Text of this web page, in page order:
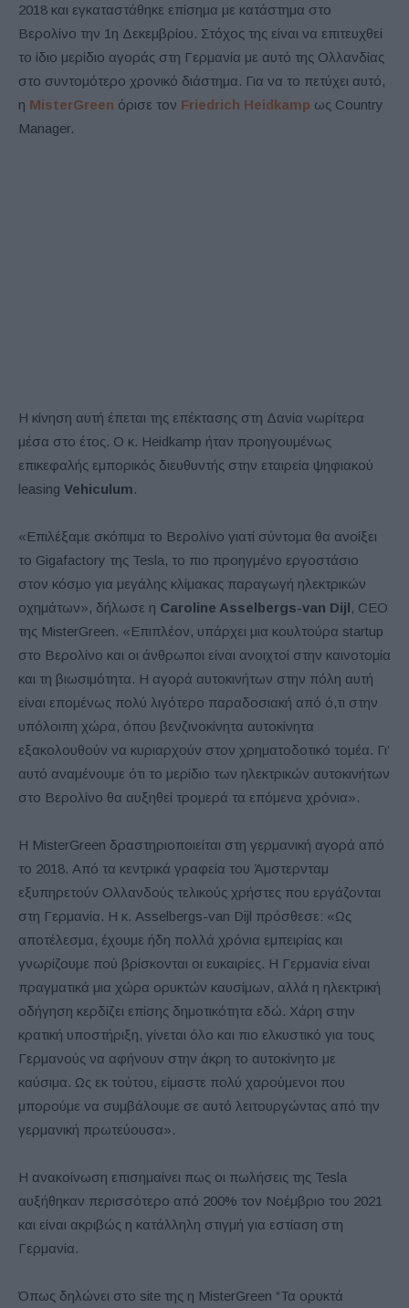
2018 και εγκαταστάθηκε επίσημα με κατάστημα στο
Βερολίνο την 1η Δεκεμβρίου. Στόχος της είναι να επιτευχθεί
το ίδιο μερίδιο αγοράς στη Γερμανία με αυτό της Ολλανδίας
στο συντομότερο χρονικό διάστημα. Για να το πετύχει αυτό,
η MisterGreen όρισε τον Friedrich Heidkamp ως Country
Manager.
Η κίνηση αυτή έπεται της επέκτασης στη Δανία νωρίτερα
μέσα στο έτος. O κ. Heidkamp ήταν προηγουμένως
επικεφαλής εμπορικός διευθυντής στην εταιρεία ψηφιακού
leasing Vehiculum.
«Επιλέξαμε σκόπιμα το Βερολίνο γιατί σύντομα θα ανοίξει
το Gigafactory της Tesla, το πιο προηγμένο εργοστάσιο
στον κόσμο για μεγάλης κλίμακας παραγωγή ηλεκτρικών
οχημάτων», δήλωσε η Caroline Asselbergs-van Dijl, CEO
της MisterGreen. «Επιπλέον, υπάρχει μια κουλτούρα startup
στο Βερολίνο και οι άνθρωποι είναι ανοιχτοί στην καινοτομία
και τη βιωσιμότητα. Η αγορά αυτοκινήτων στην πόλη αυτή
είναι επομένως πολύ λιγότερο παραδοσιακή από ό,τι στην
υπόλοιπη χώρα, όπου βενζινοκίνητα αυτοκίνητα
εξακολουθούν να κυριαρχούν στον χρηματοδοτικό τομέα. Γι’
αυτό αναμένουμε ότι το μερίδιο των ηλεκτρικών αυτοκινήτων
στο Βερολίνο θα αυξηθεί τρομερά τα επόμενα χρόνια».
Η MisterGreen δραστηριοποιείται στη γερμανική αγορά από
το 2018. Από τα κεντρικά γραφεία του Άμστερνταμ
εξυπηρετούν Ολλανδούς τελικούς χρήστες που εργάζονται
στη Γερμανία. Η κ. Asselbergs-van Dijl πρόσθεσε: «Ως
αποτέλεσμα, έχουμε ήδη πολλά χρόνια εμπειρίας και
γνωρίζουμε πού βρίσκονται οι ευκαιρίες. Η Γερμανία είναι
πραγματικά μια χώρα ορυκτών καυσίμων, αλλά η ηλεκτρική
οδήγηση κερδίζει επίσης δημοτικότητα εδώ. Χάρη στην
κρατική υποστήριξη, γίνεται όλο και πιο ελκυστικό για τους
Γερμανούς να αφήνουν στην άκρη το αυτοκίνητο με
καύσιμα. Ως εκ τούτου, είμαστε πολύ χαρούμενοι που
μπορούμε να συμβάλουμε σε αυτό λειτουργώντας από την
γερμανική πρωτεύουσα».
Η ανακοίνωση επισημαίνει πως οι πωλήσεις της Tesla
αυξήθηκαν περισσότερο από 200% τον Νοέμβριο του 2021
και είναι ακριβώς η κατάλληλη στιγμή για εστίαση στη
Γερμανία.
Όπως δηλώνει στο site της η MisterGreen “Τα ορυκτά